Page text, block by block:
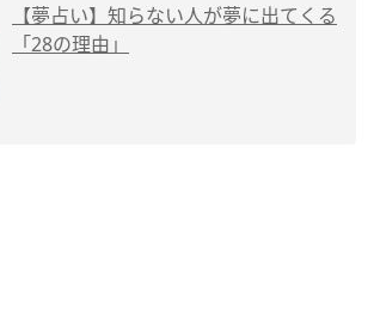
【夢占い】知らない人が夢に出てくる
「28の理由」